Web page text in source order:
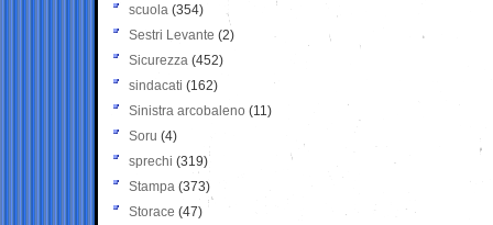
scuola (354)
Sestri Levante (2)
Sicurezza (452)
sindacati (162)
Sinistra arcobaleno (11)
Soru (4)
sprechi (319)
Stampa (373)
Storace (47)